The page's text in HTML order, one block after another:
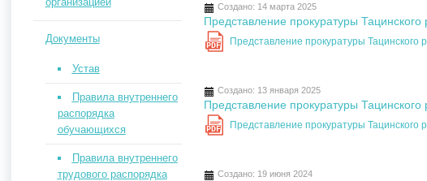
Создано: 14 марта 2025
Представление прокуратуры
PDF Представление прокуратуры Тацинского
Создано: 13 января 2025
Представление прокуратуры
PDF Представление прокуратуры Тацинского
Создано: 19 июня 2024
Документы
Устав
Правила внутреннего
распорядка
обучающихся
Правила внутреннего
трудового распорядка